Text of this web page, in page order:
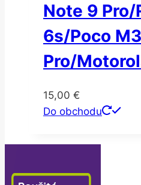
Note 9 Pro/
6s/Poco M3
Pro/
15,00 €
Do obchodu